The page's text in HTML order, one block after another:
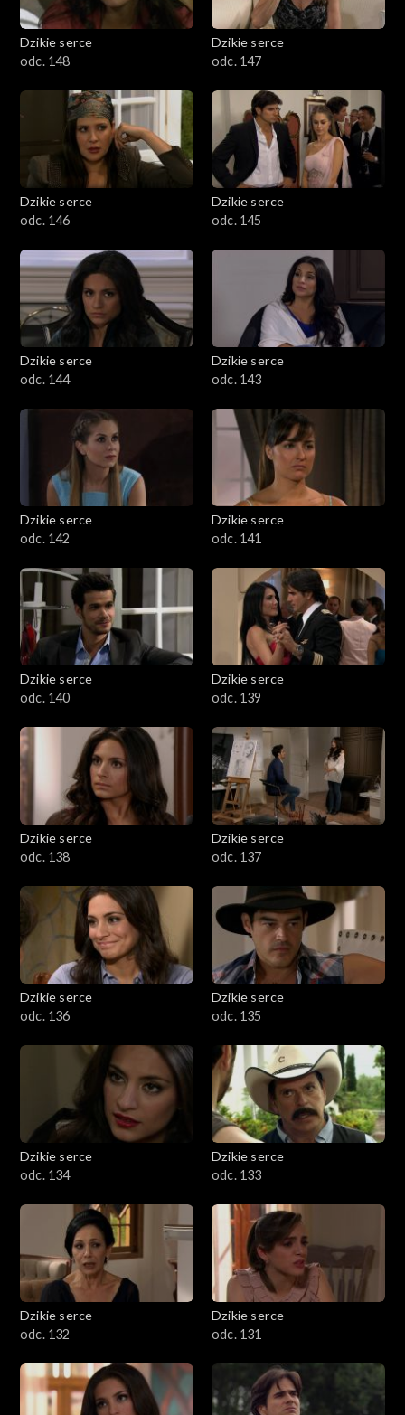
Dzikie serce
odc. 148
Dzikie serce
odc. 147
Dzikie serce
odc. 146
Dzikie serce
odc. 145
Dzikie serce
odc. 144
Dzikie serce
odc. 143
Dzikie serce
odc. 142
Dzikie serce
odc. 141
Dzikie serce
odc. 140
Dzikie serce
odc. 139
Dzikie serce
odc. 138
Dzikie serce
odc. 137
Dzikie serce
odc. 136
Dzikie serce
odc. 135
Dzikie serce
odc. 134
Dzikie serce
odc. 133
Dzikie serce
odc. 132
Dzikie serce
odc. 131